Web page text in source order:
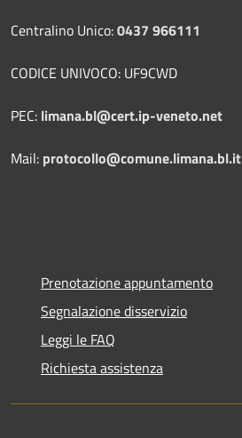
Centralino Unico:0437 966111
CODICE UNIVOCO: UF9CWD
PEC: limana.bl@cert.ip-veneto.net
Mail: protocollo@comune.limana.bl.it
Prenotazione appuntamento
Segnalazione disservizio
Leggi le FAQ
Richiesta assistenza